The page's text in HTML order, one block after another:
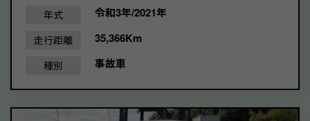
年式 令和3年/2021年
走行距離 35,366Km
種別 事故車